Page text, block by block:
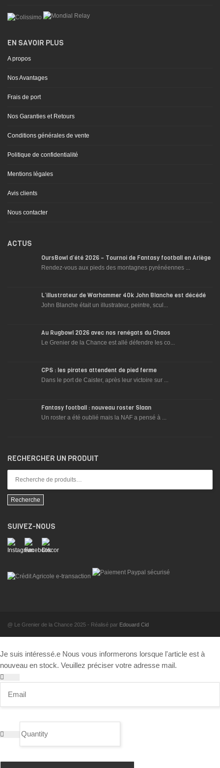
EN SAVOIR PLUS
A propos
Nos Avantages
Frais de port
Nos Garanties et Retours
Conditions générales de vente
Politique de confidentialité
Mentions légales
Avis clients
Nous contacter
ACTUS
OursBowl d’été 2026 – Tournoi de Fantasy football en Ariège
Rendez-vous aux pieds des montagnes pyrénéennes ...
L’illustrateur de Warhammer 40k John Blanche est décédé
John Blanche était un illustrateur, peintre, scul...
Au Rugbowl 2026 avec nos renégats du Chaos
Le Grenier de la Chance est allé défendre les co...
CPS : les pirates attendent de pied ferme
Dans le port de Caister, après leur victoire sur ...
Fantasy football : nouveau roster Slaan
Un roster a été oublié mais la NAF a pensé à ...
RECHERCHER UN PRODUIT
Recherche
SUIVEZ-NOUS
@ Le Grenier de la Chance 2025 - Réalisé par Edouard Cid
Je suis intéressé.e Nous vous informerons lorsque l'article est à
nouveau en stock. Veuillez préciser votre adresse mail.